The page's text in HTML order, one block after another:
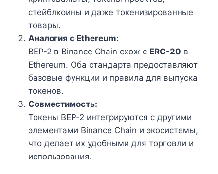
стейблкоины и даже токенизированные
товары.
Аналогия с Ethereum:
BEP-2 в Binance Chain схож с ERC-20 в
Ethereum. Оба стандарта предоставляют
базовые функции и правила для выпуска
токенов.
Совместимость:
Токены BEP-2 интегрируются с другими
элементами Binance Chain и экосистемы,
что делает их удобными для торговли и
использования.